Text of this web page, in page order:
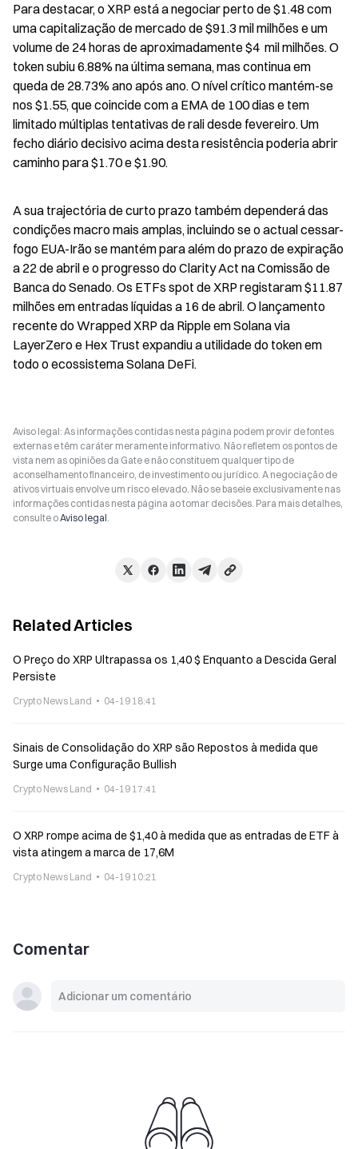
Para destacar, o XRP está a negociar perto de $1.48 com
uma capitalização de mercado de $91.3 mil milhões e um
volume de 24 horas de aproximadamente $4  mil milhões. O
token subiu 6.88% na última semana, mas continua em
queda de 28.73% ano após ano. O nível crítico mantém-se
nos $1.55, que coincide com a EMA de 100 dias e tem
limitado múltiplas tentativas de rali desde fevereiro. Um
fecho diário decisivo acima desta resistência poderia abrir
caminho para $1.70 e $1.90.
A sua trajectória de curto prazo também dependerá das
condições macro mais amplas, incluindo se o actual cessar-
fogo EUA-Irão se mantém para além do prazo de expiração
a 22 de abril e o progresso do Clarity Act na Comissão de
Banca do Senado. Os ETFs spot de XRP registaram $11.87
milhões em entradas líquidas a 16 de abril. O lançamento
recente do Wrapped XRP da Ripple em Solana via
LayerZero e Hex Trust expandiu a utilidade do token em
todo o ecossistema Solana DeFi.
Aviso legal: As informações contidas nesta página podem provir de fontes
externas e têm caráter meramente informativo. Não refletem os pontos de
vista nem as opiniões da Gate e não constituem qualquer tipo de
aconselhamento financeiro, de investimento ou jurídico. A negociação de
ativos virtuais envolve um risco elevado. Não se baseie exclusivamente nas
informações contidas nesta página ao tomar decisões. Para mais detalhes,
consulte oAviso legal.
Related Articles
O Preço do XRP Ultrapassa os 1,40 $ Enquanto a Descida Geral
Persiste
Crypto News Land 04-19 18:41
Sinais de Consolidação do XRP são Repostos à medida que
Surge uma Configuração Bullish
Crypto News Land 04-19 17:41
O XRP rompe acima de $1,40 à medida que as entradas de ETF à
vista atingem a marca de 17,6M
Crypto News Land 04-19 10:21
Comentar